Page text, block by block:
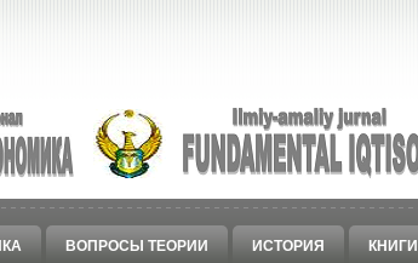
ВОПРОСЫ ТЕОРИИ ИСТОРИЯ КНИГИ